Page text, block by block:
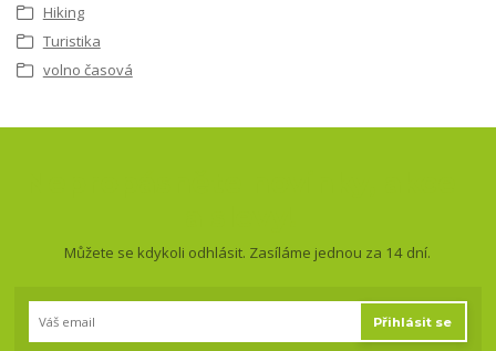
Hiking
Turistika
volno časová
Můžete se kdykoli odhlásit. Zasíláme jednou za 14 dní.
Přihlásit se